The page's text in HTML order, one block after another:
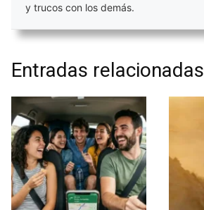
y trucos con los demás.
Entradas relacionadas